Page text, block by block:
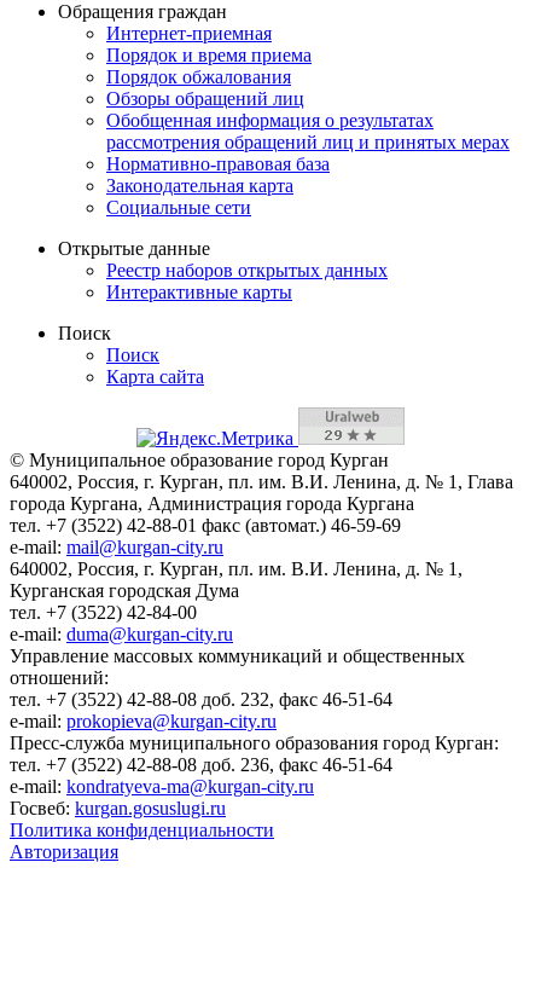
Обращения граждан
Интернет-приемная
Порядок и время приема
Порядок обжалования
Обзоры обращений лиц
Обобщенная информация о результатах
рассмотрения обращений лиц и принятых мерах
Нормативно-правовая база
Законодательная карта
Социальные сети
Открытые данные
Реестр наборов открытых данных
Интерактивные карты
Поиск
Поиск
Карта сайта
© Муниципальное образование город Курган
640002, Россия, г. Курган, пл. им. В.И. Ленина, д. № 1, Глава
города Кургана, Администрация города Кургана
тел. +7 (3522) 42-88-01 факс (автомат.) 46-59-69
e-mail: mail@kurgan-city.ru
640002, Россия, г. Курган, пл. им. В.И. Ленина, д. № 1,
Курганская городская Дума
тел. +7 (3522) 42-84-00
e-mail: duma@kurgan-city.ru
Управление массовых коммуникаций и общественных
отношений:
тел. +7 (3522) 42-88-08 доб. 232, факс 46-51-64
e-mail: prokopieva@kurgan-city.ru
Пресс-служба муниципального образования город Курган:
тел. +7 (3522) 42-88-08 доб. 236, факс 46-51-64
e-mail: kondratyeva-ma@kurgan-city.ru
Госвеб: kurgan.gosuslugi.ru
Политика конфиденциальности
Авторизация